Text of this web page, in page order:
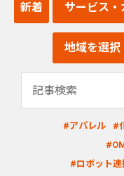
新着 サービス
地域を選択
#アパレル #
#ロボット連